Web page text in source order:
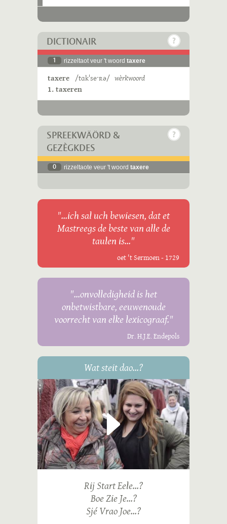
DICTIONAIR
1 rizzeltaot veur 't woord taxere
taxere /tɑkˈseˑʀə/ wèrkwoord
1. taxeren
SPREEKWÄÖRD &
GEZÈGKDES
0 rizzeltaote veur 't woord taxere
"...ich sal uch bewiesen, dat et
Mastreegs de beste van alle de
taulen is..."
oet 't Sermoen - 1729
"...onvolledigheid is het
onbetwistbare, eeuwenoude
voorrecht van elke lexicograaf."
Dr. H.J.E. Endepols
Wat steit dao...?
Rij Start Eele...?
Boe Zie Je...?
Sjé Vrao Joe...?